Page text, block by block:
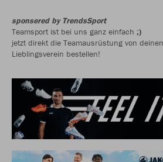
sponsered by TrendsSport
Teamsport ist bei uns ganz einfach ;)
jetzt direkt die Teamausrüstung von
Lieblingsverein bestellen!